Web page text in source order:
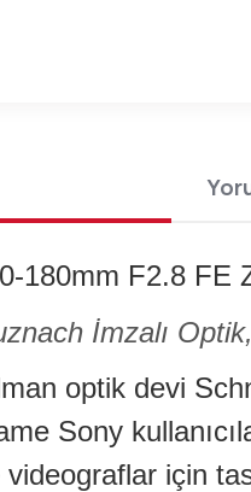
180mm F2.8 FE
İmzalı
optik devi
Sony
için